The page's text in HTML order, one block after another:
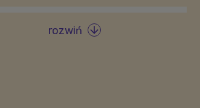
rozwiń 